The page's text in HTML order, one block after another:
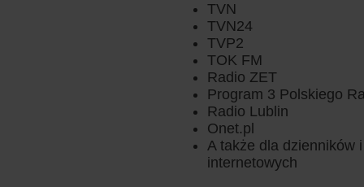
TVN
TVN24
TVP2
TOK FM
Radio ZET
Program 3 Polskiego
Radio Lublin
Onet.pl
A także dla dzienników
internetowych